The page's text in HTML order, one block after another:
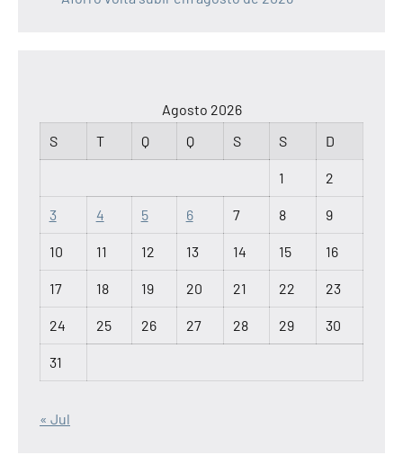
Agosto 2026
S
T Q Q S S D
1 2
3 4 5 6 7 8 9
10 11 12 13 14 15 16
17 18 19 20 21 22 23
24 25 26 27 28 29 30
31
« Jul